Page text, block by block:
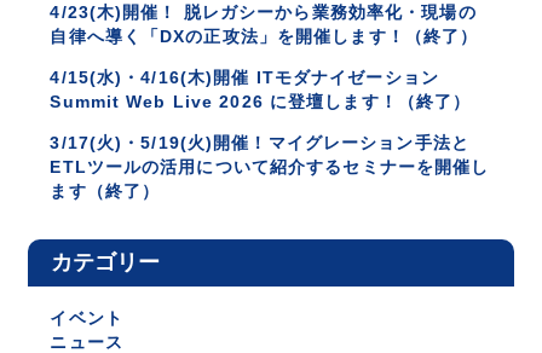
4/23(木)開催！ 脱レガシーから業務効率化・現場の
自律へ導く「DXの正攻法」を開催します！（終了）
4/15(水)・4/16(木)開催 ITモダナイゼーション
Summit Web Live 2026 に登壇します！（終了）
3/17(火)・5/19(火)開催！マイグレーション手法と
ETLツールの活用について紹介するセミナーを開催し
ます（終了）
カテゴリー
イベント
ニュース